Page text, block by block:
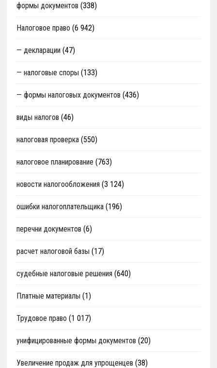
формы документов (338)
Налоговое право (6 942)
— декларации (47)
— налоговые споры (133)
— формы налоговых документов (436)
виды налогов (46)
налоговая проверка(550)
налоговое планирование (763)
новости налогообложения (3 124)
ошибки налогоплательщика(196)
перечни документов (6)
расчет налоговой базы (17)
судебные налоговые решения (640)
Платные материалы (1)
Трудовое право (1 017)
унифицированные формы документов (20)
Увеличение продаж для упрощенцев (38)